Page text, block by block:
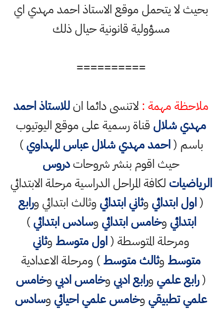
بحيث لا يتحمل موقع الاستاذ احمد مهدي اي
مسؤولية قانونية حيال ذلك
==========
ملاحظة مهمة : لاتنسى دائما انللاستاذ احمد
مهدي شلال قناة رسمية على موقع اليوتيوب
باسم (احمد مهدي شلال عباس المهداوي)
حيث اقوم بنشر شروحاتدروس
الرياضيات لكافة المراحل الدراسية مرحلة الابتدائي
(اول ابتدائي وثاني ابتدائي وثالث ابتدائي ورابع
ابتدائي وخامس ابتدائي وسادس ابتدائي)
ومرحلة المتوسطة (اول متوسط وثاني
متوسط وثالث متوسط) ومرحلة الاعدادية
(رابع علمي ورابع ادبي وخامس ادبي وخامس
علمي تطبيقي وخامس علمي احيائي وسادس